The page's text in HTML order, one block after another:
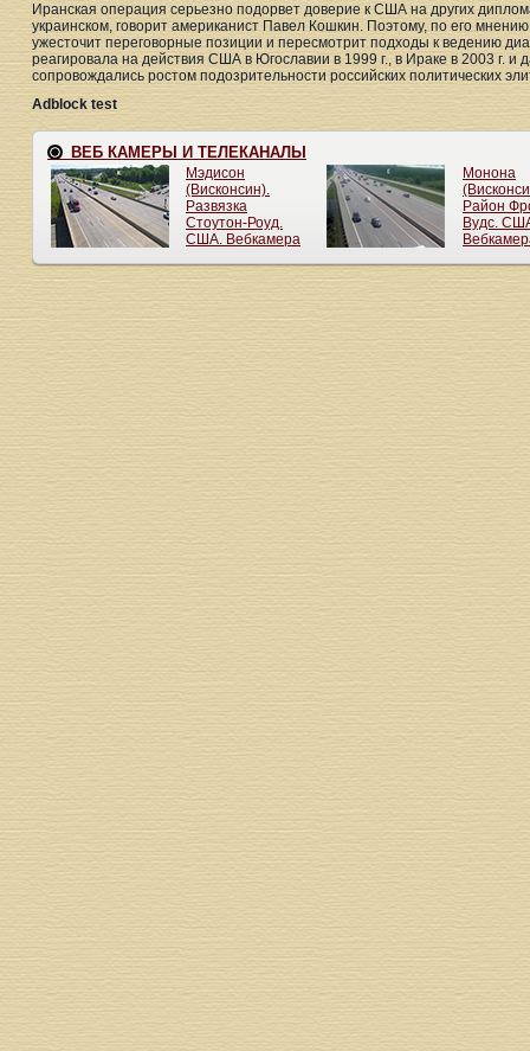
Иранская операция серьезно подорвет доверие к США на других
украинском, говорит американист Павел Кошкин. Поэтому, по его
ужесточит переговорные позиции и пересмотрит подходы к ведению
реагировала на действия США в Югославии в 1999 г., в Ираке в 2003 г. и
сопровождались ростом подозрительности российских политических
Adblock test